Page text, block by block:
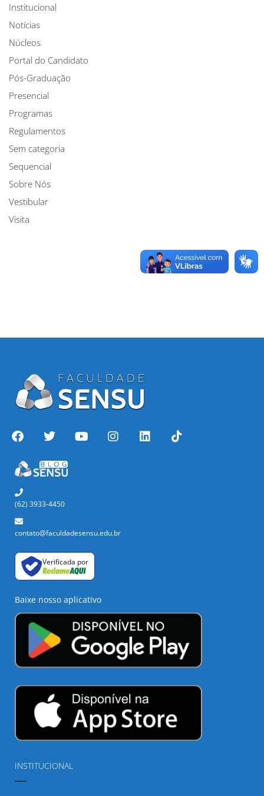
Institucional
Notícias
Núcleos
Portal do Candidato
Pós-Graduação
Presencial
Programas
Regulamentos
Sem categoria
Sequencial
Sobre Nós
Vestibular
Visita
(62) 3933-4450
contato@faculdadesensu.edu.br
Verificada por
Baixe nosso aplicativo
INSTITUCIONAL